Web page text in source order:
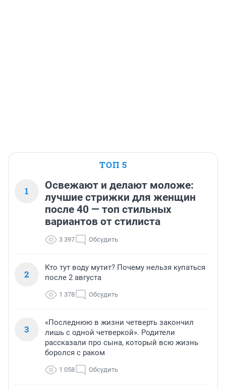
ТОП 5
1
Освежают и делают моложе:
лучшие стрижки для женщин
после 40 — топ стильных
вариантов от стилиста
3 397 Обсудить
2
Кто тут воду мутит? Почему нельзя купаться
после 2 августа
1 378 Обсудить
3
«Последнюю в жизни четверть закончил
лишь с одной четверкой». Родители
рассказали про сына, который всю жизнь
боролся с раком
1 058 Обсудить